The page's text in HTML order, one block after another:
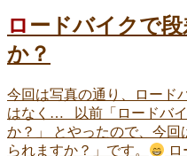
ロードバイクで段差を降りられます
か？
今回は写真の通り、ロード
はなく… 以前「ロードバ
か？」 とやったので、今回
られますか？」です。